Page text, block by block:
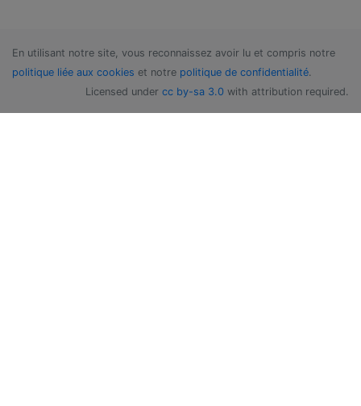
En utilisant notre site, vous reconnaissez avoir lu et compris notre
politique liée aux cookies et notre politique de confidentialité.
Licensed under cc by-sa 3.0 with attribution required.